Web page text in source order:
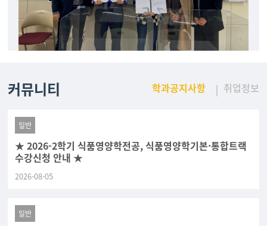
커뮤니티 학과공지사항 취업정보
일반
★ 2026-2학기 식품영양학전공, 식품영양학기본·통합트랙
수강신청 안내 ★
2026-08-05
일반